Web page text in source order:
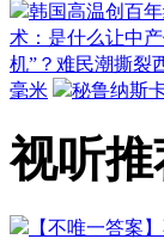
韩国高温创百
术：是什么让中
机”？难民潮撕裂
毫米
秘鲁纳斯
视听推
【不唯一答案